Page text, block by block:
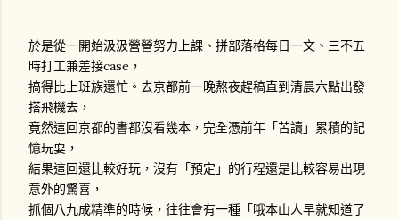
於是從一開始汲汲營營努力上課、拼部落格每日一文、三不五
時打工兼差接case，
搞得比上班族還忙。去京都前一晚熬夜趕稿直到清晨六點出發
搭飛機去，
竟然這回京都的書都沒看幾本，完全憑前年「苦讀」累積的記
憶玩耍，
結果這回還比較好玩，沒有「預定」的行程還是比較容易出現
意外的驚喜，
抓個八九成精準的時候，往往會有一種「哦本山人早就知道了